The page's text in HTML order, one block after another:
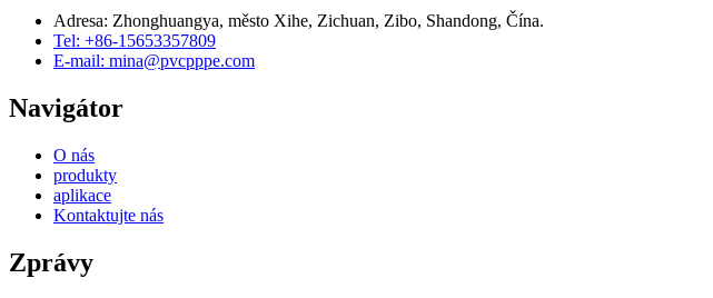
Adresa: Zhonghuangya, město Xihe, Zichuan, Zibo, Shandong, Čína.
Tel: +86-15653357809
E-mail: mina@pvcpppe.com
Navigátor
O nás
produkty
aplikace
Kontaktujte nás
Zprávy